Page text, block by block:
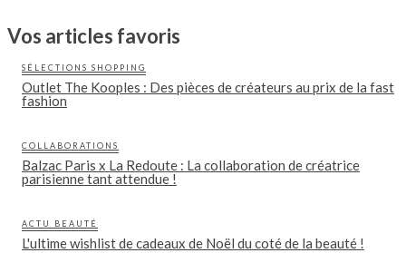
Vos articles favoris
SÉLECTIONS SHOPPING
Outlet The Kooples : Des pièces de créateurs au prix de la fast
fashion
COLLABORATIONS
Balzac Paris x La Redoute : La collaboration de créatrice
parisienne tant attendue !
ACTU BEAUTÉ
L'ultime wishlist de cadeaux de Noël du coté de la beauté !